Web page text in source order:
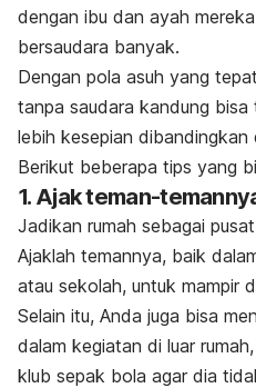
dengan ibu dan ayah
bersaudara banyak.
Dengan pola asuh yang
tanpa saudara kandung
lebih kesepian
Berikut beberapa tips yang
1. Ajak teman-
Jadikan rumah sebagai
Ajaklah temannya, baik
atau sekolah, untuk mampir
Selain itu, Anda juga bisa
dalam kegiatan di luar
klub sepak bola agar dia